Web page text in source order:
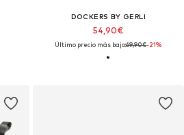
DOCKERS BY GERLI
54,90€
Último precio más bajo:69,90€-21%